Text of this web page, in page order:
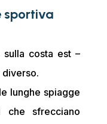
sportiva
sulla costa est –
diverso.
lunghe spiagge
che sfrecciano